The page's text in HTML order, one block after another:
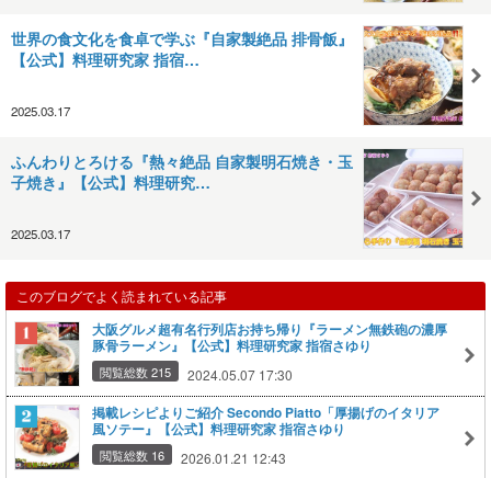
世界の食文化を食卓で学ぶ『自家製絶品 排骨飯』
【公式】料理研究家 指宿…
2025.03.17
ふんわりとろける『熱々絶品 自家製明石焼き・玉
子焼き』【公式】料理研究…
2025.03.17
このブログでよく読まれている記事
大阪グルメ超有名行列店お持ち帰り『ラーメン無鉄砲の濃厚
豚骨ラーメン』【公式】料理研究家 指宿さゆり
閲覧総数 215 2024.05.07 17:30
掲載レシピよりご紹介 Secondo Piatto「厚揚げのイタリア
風ソテー』【公式】料理研究家 指宿さゆり
閲覧総数 16 2026.01.21 12:43